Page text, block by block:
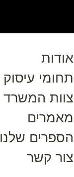
אודות
תחומי עיסוק
צוות המשרד
מאמרים
הספרים שלנו
צור קשר